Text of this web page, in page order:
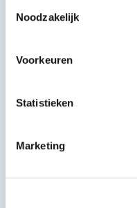
Noodzakelijk
Voorkeuren
Statistieken
Marketing
werkhoogte in